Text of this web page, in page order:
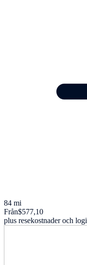
84 mi
Från$577,10
plus resekostnader och logi